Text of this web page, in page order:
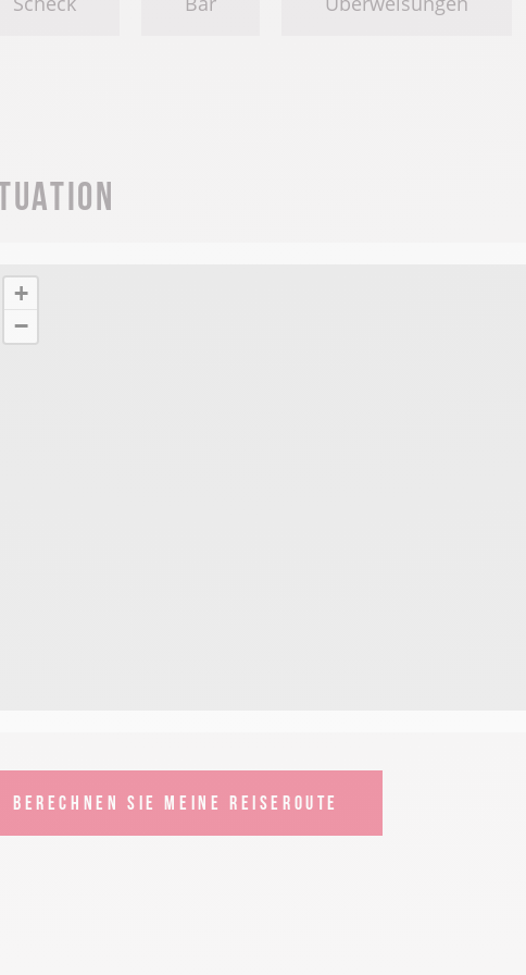
+
−
BERECHNEN SIE MEINE REISEROUTE